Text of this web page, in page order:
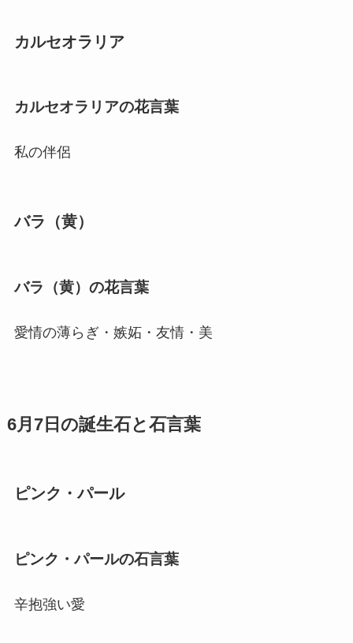
カルセオラリア
カルセオラリアの花言葉
私の伴侶
バラ（黄）
バラ（黄）の花言葉
愛情の薄らぎ・嫉妬・友情・美
6月7日の誕生石と石言葉
ピンク・パール
ピンク・パールの石言葉
辛抱強い愛